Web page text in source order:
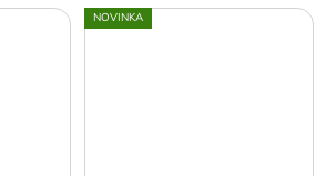
NOVINKA